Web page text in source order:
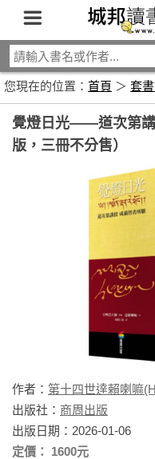
您現在的位置： 首頁 ＞ 套
覺燈日光——道次第講
版，三冊不分售）
作者： 第十四世達賴喇嘛
出版社： 商周出版
出版日期：2026-01-06
定價： 1600元